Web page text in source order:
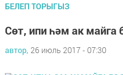
БЕЛЕП ТОРЫГЫЗ
Сөт, ипи һәм ак майга
автор, 26 июль 2017 - 07:30